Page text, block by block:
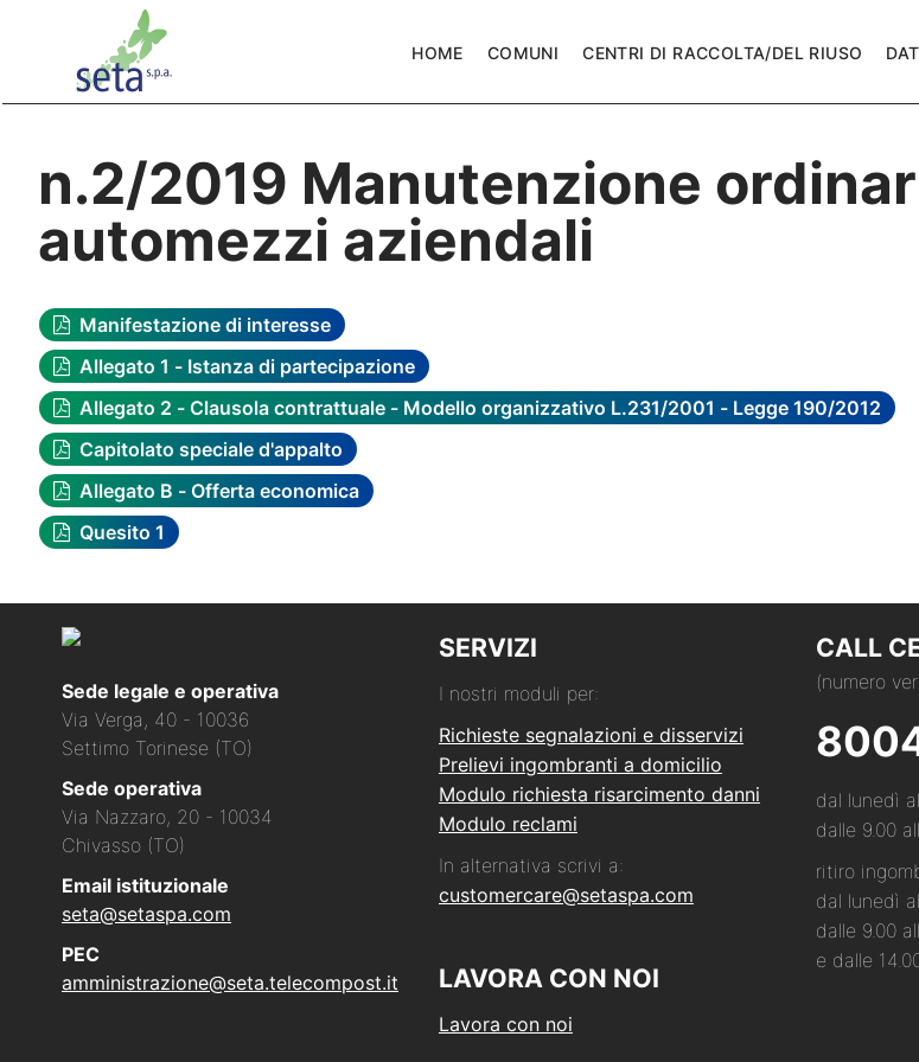
HOME COMUNI CENTRI DI RACCOLTA/DEL RIUSO
n.2/2019 Manutenzione
automezzi aziendali
Manifestazione di interesse
Allegato 1 - Istanza di partecipazione
Allegato 2 - Clausola contrattuale - Modello organizzativo L.231/2001 - Legge 190/2012
Capitolato speciale d'appalto
Allegato B - Offerta economica
Quesito 1
Sede legale e operativa
Via Verga, 40 - 10036
Settimo Torinese (TO)
Sede operativa
Via Nazzaro, 20 - 10034
Chivasso (TO)
Email istituzionale
seta@setaspa.com
PEC
amministrazione@seta.telecompost.it
SERVIZI
I nostri moduli per:
Richieste segnalazioni e disservizi
Prelievi ingombranti a domicilio
Modulo richiesta risarcimento danni
Modulo reclami
In alternativa scrivi a:
customercare@setaspa.com
LAVORA CON NOI
Lavora con noi
CALL
(numero
dal lunedì
dalle 9.00
ritiro
dal lunedì
dalle 9.00
e dalle